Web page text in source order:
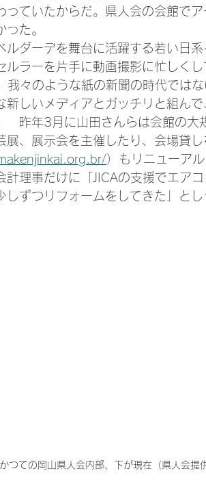
っていたからだ。県人会の会館で
た。
ダーデを舞台に活躍する若い日
ルラーを片手に動画撮影に忙しく
我々のような紙の新聞の時代では
新しいメディアとガッチリと組ん
　昨年3月に山田さんらは会館の大
展、展示会を主催したり、会場貸
）もリニューア
計理事だけに「JICAの支援でエア
ずつリフォームをしてきた」とし
かつての岡山県人会内部、下が現在（県人会提